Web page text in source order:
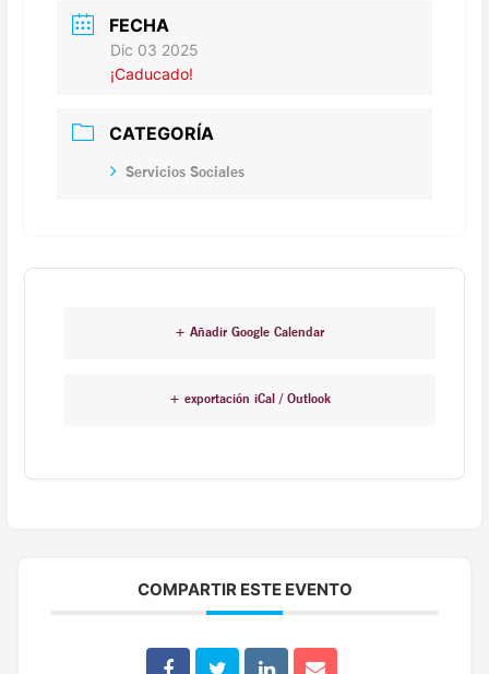
FECHA
Dic 03 2025
¡Caducado!
CATEGORÍA
Servicios Sociales
+ Añadir Google Calendar
+ exportación iCal / Outlook
COMPARTIR ESTE EVENTO